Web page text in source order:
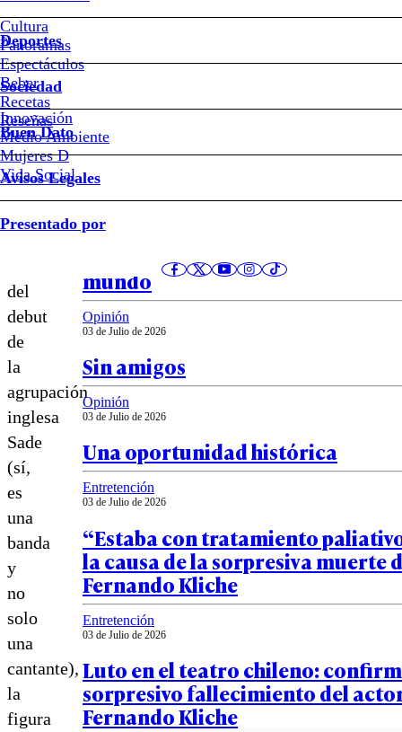
Cultura
Panoramas
Espectáculos
Beber
Recetas
Reseñas
Deportes
Sociedad
Innovación
Medio Ambiente
Mujeres D
Vida Social
Buen Dato
Avisos Legales
Presentado por
Sade:
la
elegancia
infinita
A
del
debut
de
la
agrupación
inglesa
Sade
(sí,
es
una
banda
y
no
solo
una
cantante),
la
figura
Notas relacionadas
03 de Julio de 2026
El investigador chileno más
mundo
Opinión
03 de Julio de 2026
Sin amigos
Opinión
03 de Julio de 2026
Una oportunidad histórica
Entretención
03 de Julio de 2026
“Estaba con tratamiento
la causa de la sorpresiva muerte
Fernando Kliche
Entretención
03 de Julio de 2026
Luto en el teatro chileno:
sorpresivo fallecimiento del
Fernando Kliche